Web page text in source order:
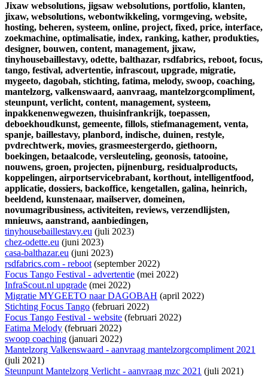
Jixaw websolutions, jigsaw websolutions, portfolio, klanten,
jixaw, websolutions, webontwikkeling, vormgeving, website,
hosting, beheren, systeem, online, project, fixed, price, interface,
zoekmachine, optimalisatie, index, ranking, kather, produkties,
designer, bouwen, content, management, jixaw,
tinyhousebaillestavy, odette, balthazar, rsdfabrics, reboot, focus,
tango, festival, advertentie, infrascout, upgrade, migratie,
mygeeto, dagobah, stichting, fatima, melody, swoop, coaching,
mantelzorg, valkenswaard, aanvraag, mantelzorgcompliment,
steunpunt, verlicht, content, management, systeem,
inpakkenenwegwezen, thuisinfrankrijk, toepassen,
deboekhoudkunst, gemeente, fillols, stiefmanagement, venta,
spanje, baillestavy, planbord, indische, duinen, restyle,
pvdrechtwerk, movies, grasmeestergerdo, giethoorn,
boekingen, betaalcode, versleuteling, geonosis, tatooine,
nouwens, groen, projecten, pijnenburg, residualproducts,
koppelingen, airportservicebrabant, korthout, intelligentfood,
applicatie, dossiers, backoffice, kengetallen, galina, heinrich,
beeldend, kunstenaar, mailserver, domeinen,
novumagribusiness, activiteiten, reviews, verzendlijsten,
mnieuws, aanstrand, aanbiedingen,
tinyhousebaillestavy.eu (juli 2023)
chez-odette.eu (juni 2023)
casa-balthazar.eu (juni 2023)
rsdfabrics.com - reboot(september 2022)
Focus Tango Festival - advertentie (mei 2022)
InfraScout.nl upgrade (mei 2022)
Migratie MYGEETO naar DAGOBAH (april 2022)
Stichting Focus Tango (februari 2022)
Focus Tango Festival - website (februari 2022)
Fatima Melody (februari 2022)
swoop coaching (januari 2022)
Mantelzorg Valkenswaard - aanvraag mantelzorgcompliment 2021
(juli 2021)
Steunpunt Mantelzorg Verlicht - aanvraag mzc 2021 (juli 2021)